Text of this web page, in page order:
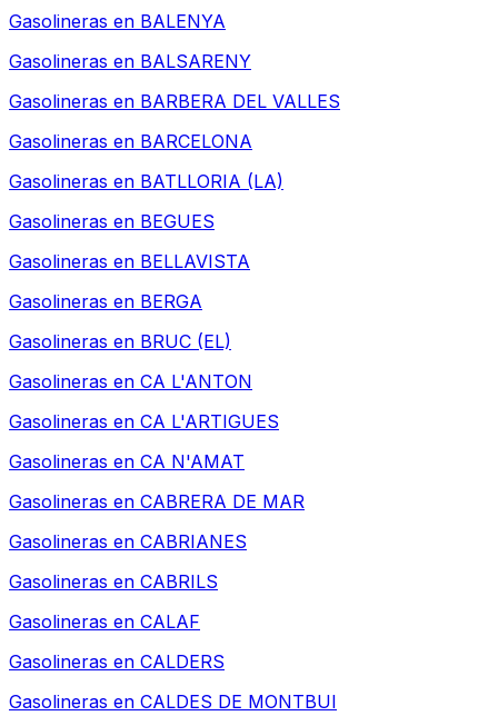
Gasolineras en BALENYA
Gasolineras en BALSARENY
Gasolineras en BARBERA DEL VALLES
Gasolineras en BARCELONA
Gasolineras en BATLLORIA (LA)
Gasolineras en BEGUES
Gasolineras en BELLAVISTA
Gasolineras en BERGA
Gasolineras en BRUC (EL)
Gasolineras en CA L'ANTON
Gasolineras en CA L'ARTIGUES
Gasolineras en CA N'AMAT
Gasolineras en CABRERA DE MAR
Gasolineras en CABRIANES
Gasolineras en CABRILS
Gasolineras en CALAF
Gasolineras en CALDERS
Gasolineras en CALDES DE MONTBUI